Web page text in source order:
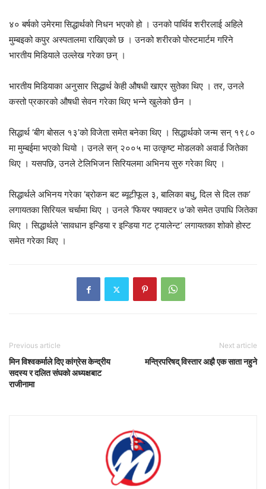
४० बर्षको उमेरमा सिद्धार्थको निधन भएको हो । उनको पार्थिव शरीरलाई अहिले
मुम्बइको कपुर अस्पतालमा राखिएको छ । उनको शरीरको पोस्टमार्टम गरिने
भारतीय मिडियाले उल्लेख गरेका छन् ।
भारतीय मिडियाका अनुसार सिद्धार्थ केही औषधी खाएर सुतेका थिए । तर, उनले
कस्तो प्रकारको औषधी सेवन गरेका थिए भन्ने खुलेको छैन ।
सिद्धार्थ ‘बीग बोसल १३’को विजेता समेत बनेका थिए । सिद्धार्थको जन्म सन् १९८०
मा मुम्बईमा भएको थियो । उनले सन् २००५ मा उत्कृष्ट मोडलको अवार्ड जितेका
थिए । यसपछि, उनले टेलिभिजन सिरियलमा अभिनय सुरु गरेका थिए ।
सिद्धार्थले अभिनय गरेका ‘ब्रोकन बट ब्यूटीफूल ३, बालिका बधु, दिल से दिल तक’
लगायतका सिरियल चर्चामा थिए । उनले ‘फियर फ्याक्टर ७’को समेत उपाधि जितेका
थिए । सिद्धार्थले ‘सावधान इन्डिया र इन्डिया गट ट्यालेन्ट’ लगायतका शोको होस्ट
समेत गरेका थिए ।
Previous article
मिन विश्वकर्माले दिए कांग्रेस केन्द्रीय
सदस्य र दलित संघको अध्यक्षबाट
राजीनामा
Next article
मन्त्रिपरिषद् विस्तार अझै एक साता नहुने